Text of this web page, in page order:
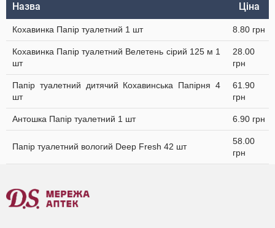
Назва Ціна
Кохавинка Папір туалетний 1 шт 8.80 грн
Кохавинка Папір туалетний Велетень сірий 125 м 1
шт
28.00
грн
Папір туалетний дитячий Кохавинська Папірня 4
шт
61.90
грн
Антошка Папір туалетний 1 шт 6.90 грн
Папір туалетний вологий Deep Fresh 42 шт
58.00
грн